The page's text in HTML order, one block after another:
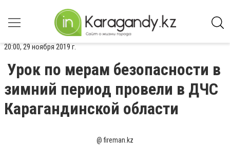
20:00, 29 ноября 2019 г.
Урок по мерам безопасности в
зимний период провели в ДЧС
Карагандинской области
@ fireman.kz